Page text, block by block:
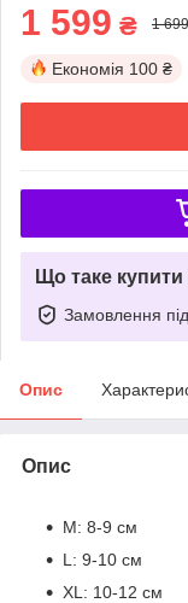
1 599 ₴ 1
Економія 100 ₴
Що таке
Замовлення
Опис
Опис
M: 8-9 см
L: 9-10 см
XL: 10-12 см